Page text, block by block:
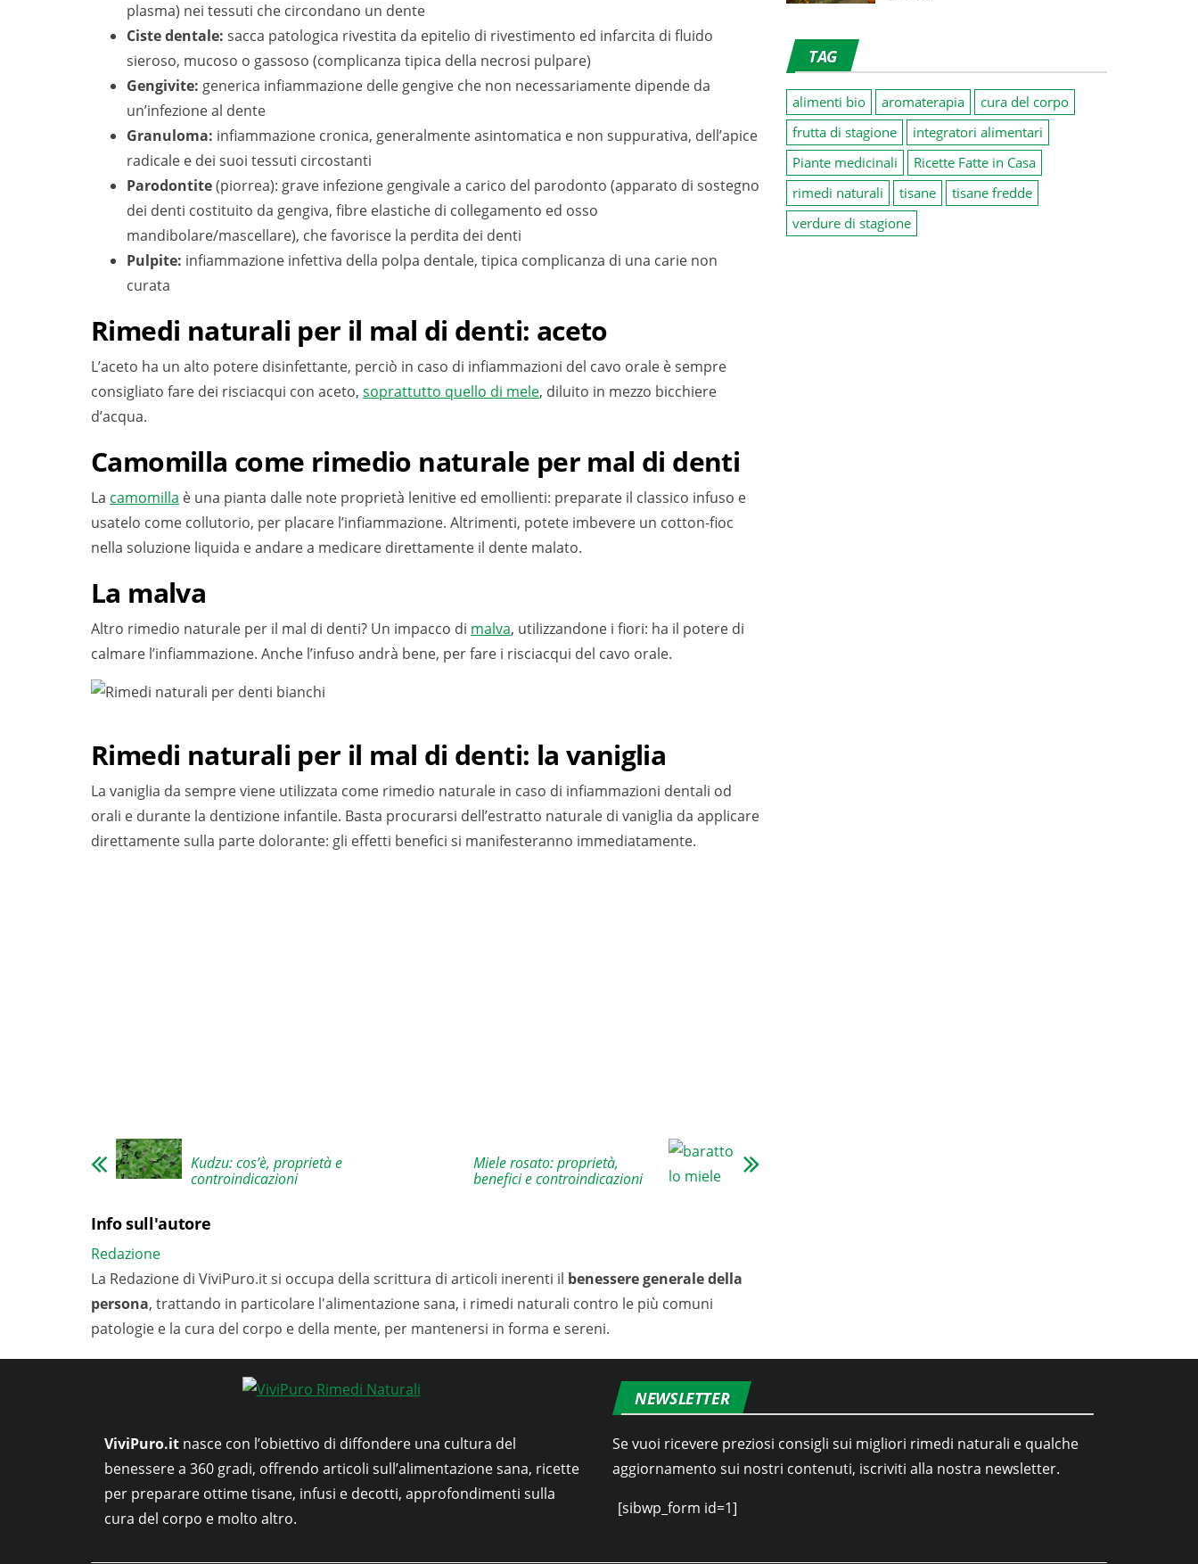
plasma) nei tessuti che circondano un dente
Ciste dentale: sacca patologica rivestita da epitelio di rivestimento ed infarcita di fluido
sieroso, mucoso o gassoso (complicanza tipica della necrosi pulpare)
Gengivite: generica infiammazione delle gengive che non necessariamente dipende da
un’infezione al dente
Granuloma: infiammazione cronica, generalmente asintomatica e non suppurativa, dell’apice
radicale e dei suoi tessuti circostanti
Parodontite(piorrea): grave infezione gengivale a carico del parodonto (apparato di sostegno
dei denti costituito da gengiva, fibre elastiche di collegamento ed osso
mandibolare/mascellare), che favorisce la perdita dei denti
Pulpite: infiammazione infettiva della polpa dentale, tipica complicanza di una carie non
curata
Rimedi naturali per il mal di denti: aceto
L’aceto ha un alto potere disinfettante, perciò in caso di infiammazioni del cavo orale è sempre
consigliato fare dei risciacqui con aceto, soprattutto quello di mele, diluito in mezzo bicchiere
d’acqua.
Camomilla come rimedio naturale per mal di denti
La camomilla è una pianta dalle note proprietà lenitive ed emollienti: preparate il classico infuso e
usatelo come collutorio, per placare l’infiammazione. Altrimenti, potete imbevere un cotton-fioc
nella soluzione liquida e andare a medicare direttamente il dente malato.
La malva
Altro rimedio naturale per il mal di denti? Un impacco di malva, utilizzandone i fiori: ha il potere di
calmare l’infiammazione. Anche l’infuso andrà bene, per fare i risciacqui del cavo orale.
Rimedi naturali per il mal di denti: la vaniglia
La vaniglia da sempre viene utilizzata come rimedio naturale in caso di infiammazioni dentali od
orali e durante la dentizione infantile. Basta procurarsi dell’estratto naturale di vaniglia da applicare
direttamente sulla parte dolorante: gli effetti benefici si manifesteranno immediatamente.
Kudzu: cos’è, proprietà e
controindicazioni
Miele rosato: proprietà,
benefici e controindicazioni
Info sull'autore
Redazione
La Redazione di ViviPuro.it si occupa della scrittura di articoli inerenti il benessere generale della
persona, trattando in particolare l'alimentazione sana, i rimedi naturali contro le più comuni
patologie e la cura del corpo e della mente, per mantenersi in forma e sereni.
TAG
alimenti bio aromaterapia
cura del corpo
frutta di stagione
integratori alimentari
Piante medicinali
Ricette Fatte in Casa
rimedi naturali
tisane
tisane fredde
verdure di stagione
ViviPuro.it nasce con l’obiettivo di diffondere una cultura del
benessere a 360 gradi, offrendo articoli sull’alimentazione sana, ricette
per preparare ottime tisane, infusi e decotti, approfondimenti sulla
cura del corpo e molto altro.
NEWSLETTER
Se vuoi ricevere preziosi consigli sui migliori rimedi naturali e qualche
aggiornamento sui nostri contenuti, iscriviti alla nostra newsletter.
[sibwp_form id=1]